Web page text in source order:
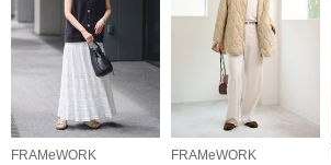
FRAMeWORK
FRAMeWORK